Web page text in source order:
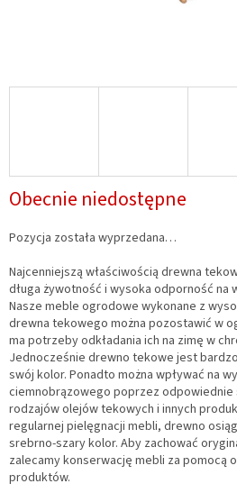
Obecnie niedostępne
Pozycja została wyprzedana…
Najcenniejszą właściwością drewna
długa żywotność i wysoka odporność na
Nasze meble ogrodowe wykonane z
drewna tekowego można pozostawić w
ma potrzeby odkładania ich na zimę w
Jednocześnie drewno tekowe jest
swój kolor. Ponadto można wpływać na
ciemnobrązowego poprzez odpowiednie
rodzajów olejów tekowych i innych
regularnej pielęgnacji mebli, drewno
srebrno-szary kolor. Aby zachować
zalecamy konserwację mebli za pomocą
produktów.